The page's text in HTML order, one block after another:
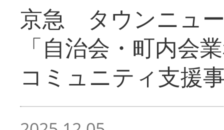
京急 タウンニュ
「自治会・町内会
コミュニティ支援